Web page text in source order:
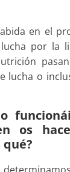
en el
por la
lucha o
os